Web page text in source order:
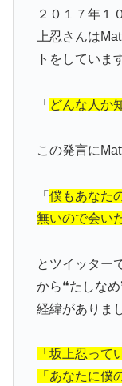
２０１７年１
上忍さんは
トをしていま
「 どんな人か
この発言に
「 僕もあなた
無いので会い
とツイッター
から❝たしな
経緯がありま
「坂上忍って
「あなたに僕